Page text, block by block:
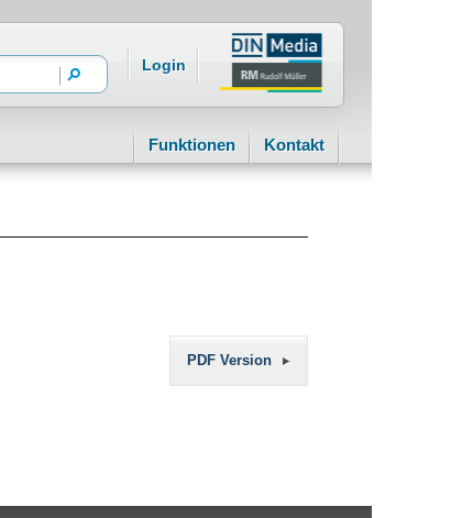
Login
Funktionen Kontakt
PDF Version